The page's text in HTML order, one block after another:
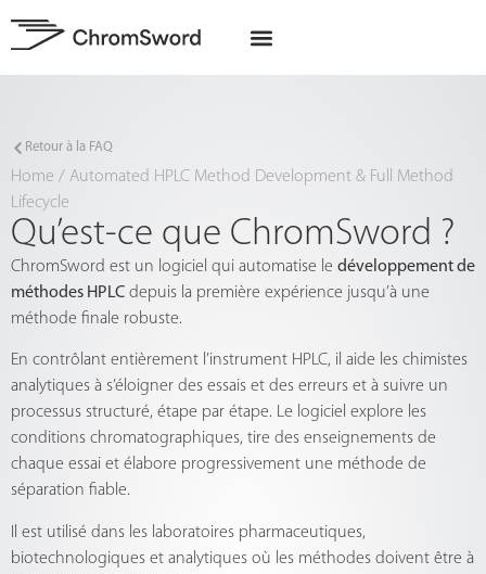
Retour à la FAQ
Home / Automated HPLC Method Development & Full Method
Lifecycle
Qu’est-ce que ChromSword ?
ChromSword est un logiciel qui automatise le développement de
méthodes HPLC depuis la première expérience jusqu’à une
méthode finale robuste.
En contrôlant entièrement l’instrument HPLC, il aide les chimistes
analytiques à s’éloigner des essais et des erreurs et à suivre un
processus structuré, étape par étape. Le logiciel explore les
conditions chromatographiques, tire des enseignements de
chaque essai et élabore progressivement une méthode de
séparation fiable.
Il est utilisé dans les laboratoires pharmaceutiques,
biotechnologiques et analytiques où les méthodes doivent être à